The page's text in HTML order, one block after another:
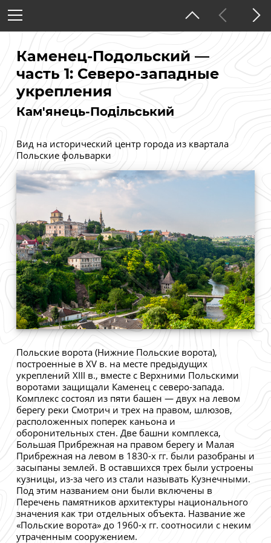
Хмельницкая область
Тёмная тема
Каменец-Подольский —
часть 1: Северо-западные
укрепления
Кам'янець-Подільський
Вид на исторический центр города из квартала
Польские фольварки
Польские ворота (Нижние Польские ворота),
построенные в XV в. на месте предыдущих
укреплений XIII в., вместе с Верхними Польскими
воротами защищали Каменец с северо-запада.
Комплекс состоял из пяти башен — двух на левом
берегу реки Смотрич и трех на правом, шлюзов,
расположенных поперек каньона и
оборонительных стен. Две башни комплекса,
Большая Прибрежная на правом берегу и Малая
Прибрежная на левом в 1830-х гг. были разобраны и
засыпаны землей. В оставшихся трех были устроены
кузницы, из-за чего из стали называть Кузнечными.
Под этим названием они были включены в
Перечень памятников архитектуры национального
значения как три отдельных объекта. Название же
«Польские ворота» до 1960-х гг. соотносили с неким
утраченным сооружением.